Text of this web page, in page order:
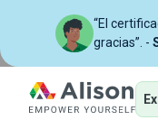
“El
gracias”. -